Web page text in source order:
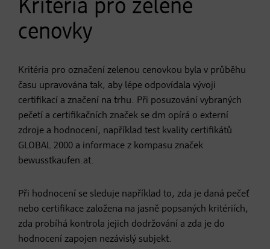
Kritéria pro zelené
cenovky
Kritéria pro označení zelenou cenovkou byla v průběhu
času upravována tak, aby lépe odpovídala vývoji
certifikací a značení na trhu. Při posuzování vybraných
pečetí a certifikačních značek se dm opírá o externí
zdroje a hodnocení, například test kvality certifikátů
GLOBAL 2000 a informace z kompasu značek
bewusstkaufen.at.
Při hodnocení se sleduje například to, zda je daná pečeť
nebo certifikace založena na jasně popsaných kritériích,
zda probíhá kontrola jejich dodržování a zda je do
hodnocení zapojen nezávislý subjekt.